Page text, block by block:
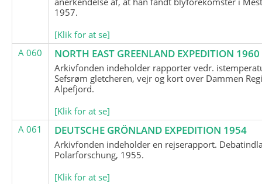
1957.
[Klik for at se]
A 060
NORTH EAST GREENLAND EXPEDITION 1960
Arkivfonden indeholder rapporter vedr.
Sefsrøm gletcheren, vejr og kort over Dammen
Alpefjord.
[Klik for at se]
A 061
DEUTSCHE GRÖNLAND EXPEDITION 1954
Arkivfonden indeholder en rejserapport.
Polarforschung, 1955.
[Klik for at se]